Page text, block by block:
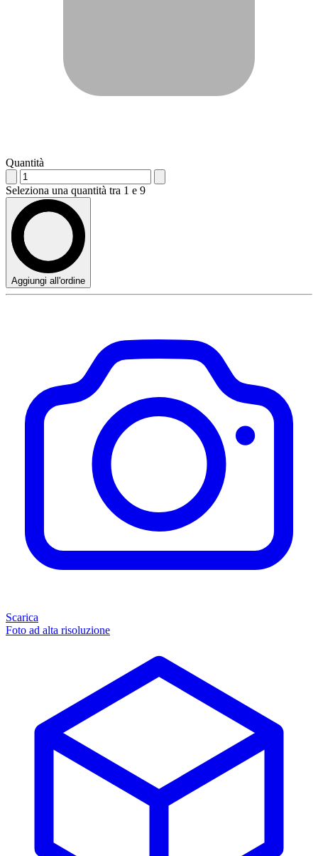
Quantità
Seleziona una quantità tra 1 e 9
Aggiungi all'ordine
Scarica
Foto ad alta risoluzione